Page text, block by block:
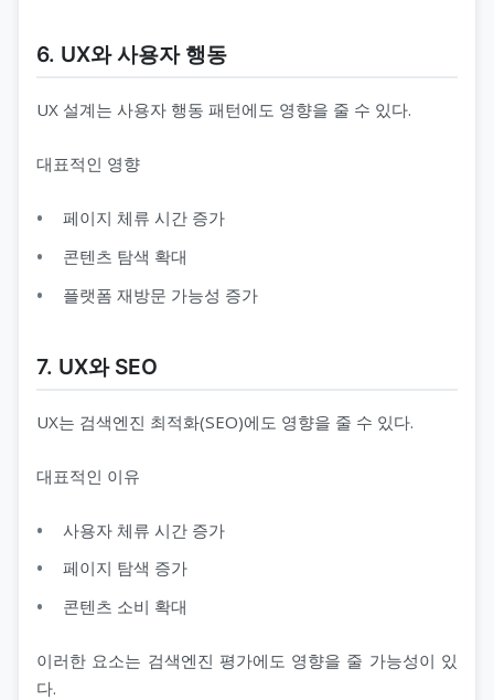
6. UX와 사용자 행동
UX 설계는 사용자 행동 패턴에도 영향을 줄 수 있다.
대표적인 영향
페이지 체류 시간 증가
콘텐츠 탐색 확대
플랫폼 재방문 가능성 증가
7. UX와 SEO
UX는 검색엔진 최적화(SEO)에도 영향을 줄 수 있다.
대표적인 이유
사용자 체류 시간 증가
페이지 탐색 증가
콘텐츠 소비 확대
이러한 요소는 검색엔진 평가에도 영향을 줄 가능성이 있
다.